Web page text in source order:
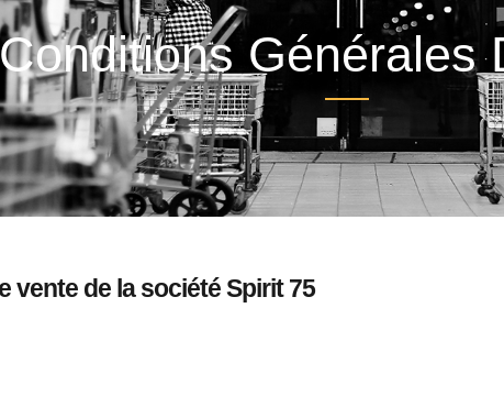
Générales
vente de la société Spirit 75